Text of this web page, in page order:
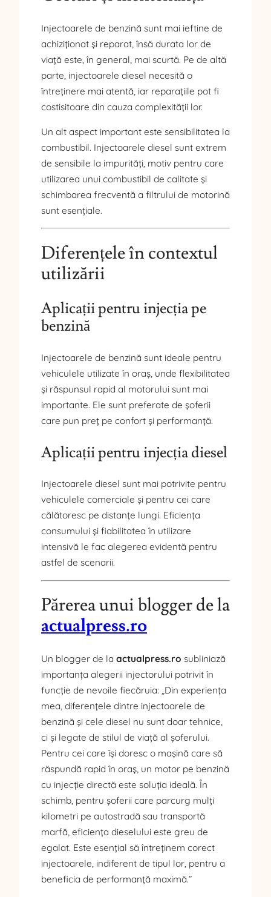
Injectoarele de benzină sunt mai ieftine de
achiziționat și reparat, însă durata lor de
viață este, în general, mai scurtă. Pe de altă
parte, injectoarele diesel necesită o
întreținere mai atentă, iar reparațiile pot fi
costisitoare din cauza complexității lor.
Un alt aspect important este sensibilitatea la
combustibil. Injectoarele diesel sunt extrem
de sensibile la impurități, motiv pentru care
utilizarea unui combustibil de calitate și
schimbarea frecventă a filtrului de motorină
sunt esențiale.
Diferențele în contextul
utilizării
Aplicații pentru injecția pe
benzină
Injectoarele de benzină sunt ideale pentru
vehiculele utilizate în oraș, unde flexibilitatea
și răspunsul rapid al motorului sunt mai
importante. Ele sunt preferate de șoferii
care pun preț pe confort și performanță.
Aplicații pentru injecția diesel
Injectoarele diesel sunt mai potrivite pentru
vehiculele comerciale și pentru cei care
călătoresc pe distanțe lungi. Eficiența
consumului și fiabilitatea în utilizare
intensivă le fac alegerea evidentă pentru
astfel de scenarii.
Părerea unui blogger de la
actualpress.ro
Un blogger de la actualpress.ro subliniază
importanța alegerii injectorului potrivit în
funcție de nevoile fiecăruia: „Din experiența
mea, diferențele dintre injectoarele de
benzină și cele diesel nu sunt doar tehnice,
ci și legate de stilul de viață al șoferului.
Pentru cei care își doresc o mașină care să
răspundă rapid în oraș, un motor pe benzină
cu injecție directă este soluția ideală. În
schimb, pentru șoferii care parcurg mulți
kilometri pe autostradă sau transportă
marfă, eficiența dieselului este greu de
egalat. Este esențial să întreținem corect
injectoarele, indiferent de tipul lor, pentru a
beneficia de performanță maximă.”